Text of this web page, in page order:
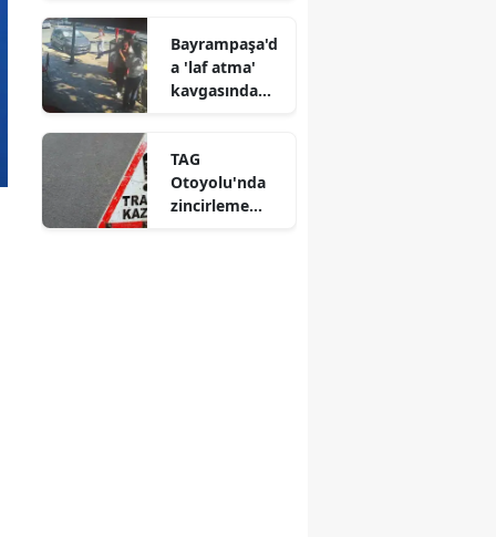
edildi
Bayrampaşa'd
a 'laf atma'
kavgasında
TAG
Otoyolu'nda
zincirleme